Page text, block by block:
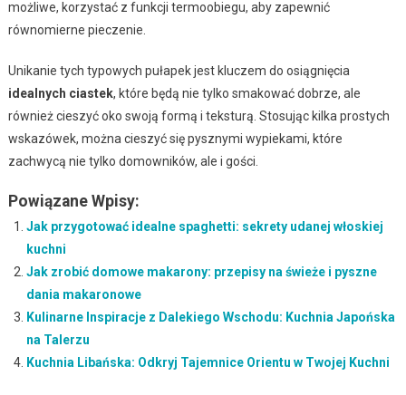
możliwe, korzystać z funkcji termoobiegu, aby zapewnić
równomierne pieczenie.
Unikanie tych typowych pułapek jest kluczem do osiągnięcia
idealnych ciastek, które będą nie tylko smakować dobrze, ale
również cieszyć oko swoją formą i teksturą. Stosując kilka prostych
wskazówek, można cieszyć się pysznymi wypiekami, które
zachwycą nie tylko domowników, ale i gości.
Powiązane Wpisy:
Jak przygotować idealne spaghetti: sekrety udanej włoskiej
kuchni
Jak zrobić domowe makarony: przepisy na świeże i pyszne
dania makaronowe
Kulinarne Inspiracje z Dalekiego Wschodu: Kuchnia Japońska
na Talerzu
Kuchnia Libańska: Odkryj Tajemnice Orientu w Twojej Kuchni